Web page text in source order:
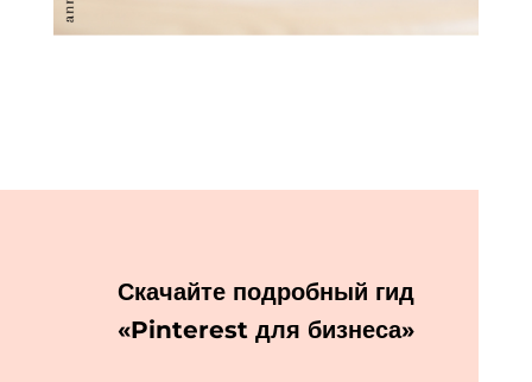
Скачайте подробный гид
«Pinterest для бизнеса»